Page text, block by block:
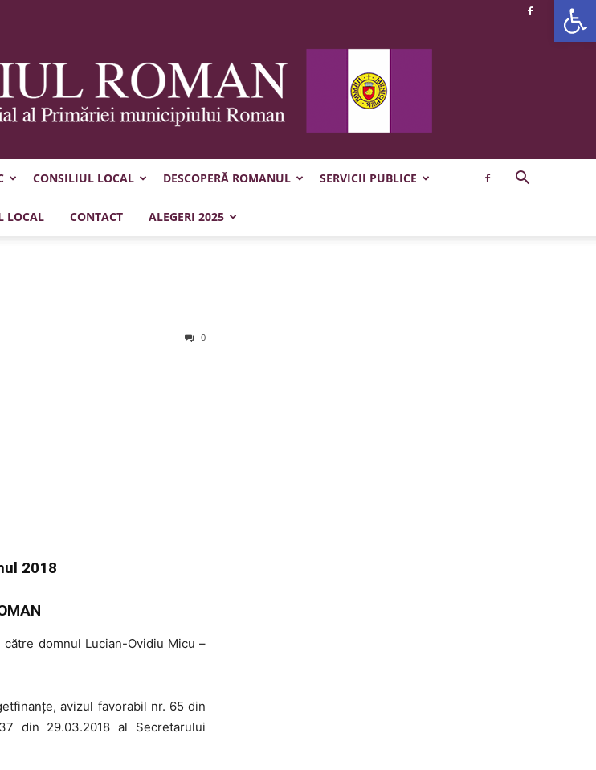
Municipiul
CONSILIUL LOCAL DESCOPERĂ ROMANUL SERVICII PUBLICE
LOCAL CONTACT ALEGERI 2025
0
2018
domnul Lucian-Ovidiu Micu –
avizul favorabil nr. 65 din
din 29.03.2018 al Secretarului